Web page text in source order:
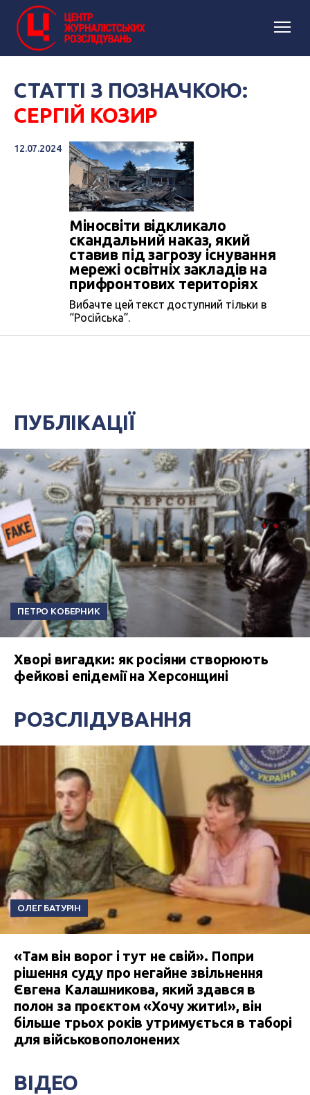
СТАТТІ З ПОЗНАЧКОЮ:
СЕРГІЙ КОЗИР
12.07.2024
Міносвіти відкликало
скандальний наказ, який
ставив під загрозу існування
мережі освітніх закладів на
прифронтових територіях
Вибачте цей текст доступний тільки в
“Російська”.
ПУБЛІКАЦІЇ
ПЕТРО КОБЕРНИК
Хворі вигадки: як росіяни створюють
фейкові епідемії на Херсонщині
РОЗСЛІДУВАННЯ
ОЛЕГ БАТУРІН
«Там він ворог і тут не свій». Попри
рішення суду про негайне звільнення
Євгена Калашникова, який здався в
полон за проєктом «Хочу жити!», він
більше трьох років утримується в таборі
для військовополонених
ВІДЕО